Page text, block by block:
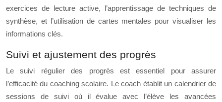
exercices de lecture active, l’apprentissage de techniques de
synthèse, et l’utilisation de cartes mentales pour visualiser les
informations clés.
Suivi et ajustement des progrès
Le suivi régulier des progrès est essentiel pour assurer
l’efficacité du coaching scolaire. Le coach établit un calendrier de
sessions de suivi où il évalue avec l’élève les avancées